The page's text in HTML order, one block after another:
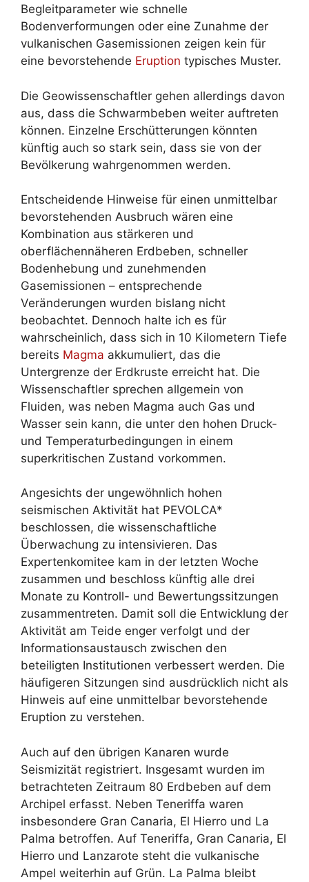
Begleitparameter wie schnelle
Bodenverformungen oder eine Zunahme der
vulkanischen Gasemissionen zeigen kein für
eine bevorstehende Eruption typisches Muster.
Die Geowissenschaftler gehen allerdings davon
aus, dass die Schwarmbeben weiter auftreten
können. Einzelne Erschütterungen könnten
künftig auch so stark sein, dass sie von der
Bevölkerung wahrgenommen werden.
Entscheidende Hinweise für einen unmittelbar
bevorstehenden Ausbruch wären eine
Kombination aus stärkeren und
oberflächennäheren Erdbeben, schneller
Bodenhebung und zunehmenden
Gasemissionen – entsprechende
Veränderungen wurden bislang nicht
beobachtet. Dennoch halte ich es für
wahrscheinlich, dass sich in 10 Kilometern Tiefe
bereits Magma akkumuliert, das die
Untergrenze der Erdkruste erreicht hat. Die
Wissenschaftler sprechen allgemein von
Fluiden, was neben Magma auch Gas und
Wasser sein kann, die unter den hohen Druck-
und Temperaturbedingungen in einem
superkritischen Zustand vorkommen.
Angesichts der ungewöhnlich hohen
seismischen Aktivität hat PEVOLCA*
beschlossen, die wissenschaftliche
Überwachung zu intensivieren. Das
Expertenkomitee kam in der letzten Woche
zusammen und beschloss künftig alle drei
Monate zu Kontroll- und Bewertungssitzungen
zusammentreten. Damit soll die Entwicklung der
Aktivität am Teide enger verfolgt und der
Informationsaustausch zwischen den
beteiligten Institutionen verbessert werden. Die
häufigeren Sitzungen sind ausdrücklich nicht als
Hinweis auf eine unmittelbar bevorstehende
Eruption zu verstehen.
Auch auf den übrigen Kanaren wurde
Seismizität registriert. Insgesamt wurden im
betrachteten Zeitraum 80 Erdbeben auf dem
Archipel erfasst. Neben Teneriffa waren
insbesondere Gran Canaria, El Hierro und La
Palma betroffen. Auf Teneriffa, Gran Canaria, El
Hierro und Lanzarote steht die vulkanische
Ampel weiterhin auf Grün. La Palma bleibt